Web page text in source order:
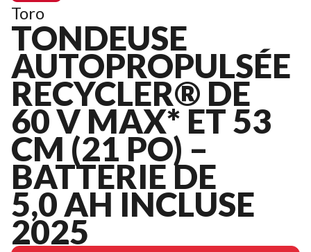
Toro
TONDEUSE
AUTOPROPULSÉE
RECYCLER® DE
60 V MAX* ET 53
CM (21 PO) –
BATTERIE DE
5,0 AH INCLUSE
2025